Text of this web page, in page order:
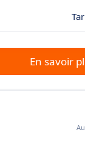
En savoir